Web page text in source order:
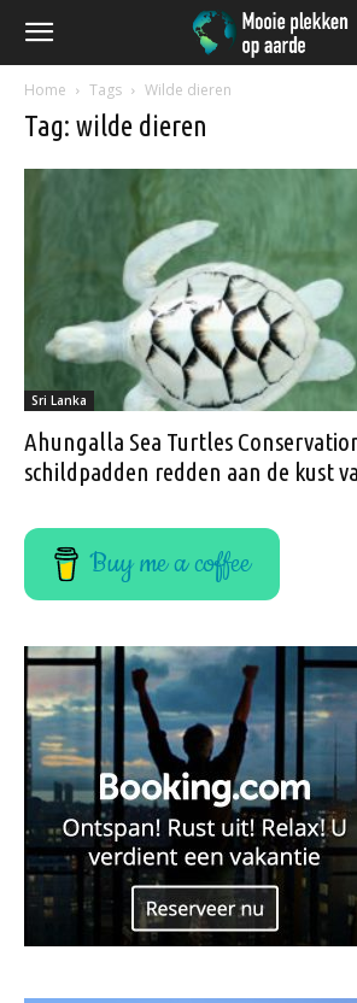
Home Tags Wilde dieren
Tag: wilde dieren
Sri Lanka
Ahungalla Sea Turtles
schildpadden redden aan de kust
Buy me a coffee